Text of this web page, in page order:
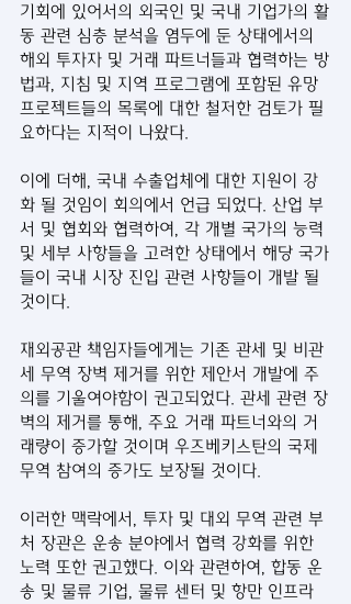
기회에 있어서의 외국인 및 국내 기업가의 활
동 관련 심층 분석을 염두에 둔 상태에서의
해외 투자자 및 거래 파트너들과 협력하는 방
법과, 지침 및 지역 프로그램에 포함된 유망
프로젝트들의 목록에 대한 철저한 검토가 필
요하다는 지적이 나왔다.
이에 더해, 국내 수출업체에 대한 지원이 강
화 될 것임이 회의에서 언급 되었다. 산업 부
서 및 협회와 협력하여, 각 개별 국가의 능력
및 세부 사항들을 고려한 상태에서 해당 국가
들이 국내 시장 진입 관련 사항들이 개발 될
것이다.
재외공관 책임자들에게는 기존 관세 및 비관
세 무역 장벽 제거를 위한 제안서 개발에 주
의를 기울여야함이 권고되었다. 관세 관련 장
벽의 제거를 통해, 주요 거래 파트너와의 거
래량이 증가할 것이며 우즈베키스탄의 국제
무역 참여의 증가도 보장될 것이다.
이러한 맥락에서, 투자 및 대외 무역 관련 부
처 장관은 운송 분야에서 협력 강화를 위한
노력 또한 권고했다. 이와 관련하여, 합동 운
송 및 물류 기업, 물류 센터 및 항만 인프라